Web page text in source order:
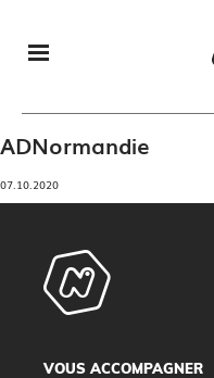
ADNormandie
07.10.2020
VOUS ACCOMPAGNER